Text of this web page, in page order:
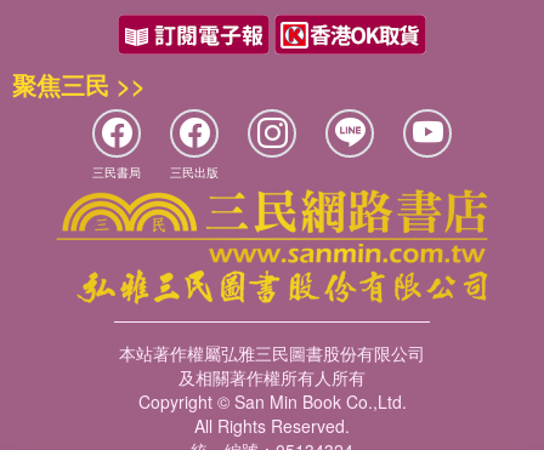
聚焦三民 >>
三民書局 三民出版
本站著作權屬弘雅三民圖書股份有限公司
及相關著作權所有人所有
Copyright © San Min Book Co.,Ltd.
All Rights Reserved.